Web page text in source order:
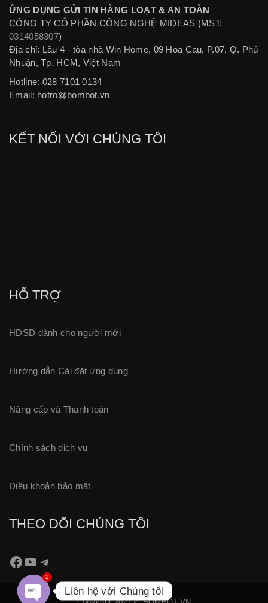
ỨNG DỤNG GỬI TIN HÀNG LOẠT & AN TOÀN
CÔNG TY CỔ PHẦN CÔNG NGHỆ MIDEAS (MST:
0314058307)
Địa chỉ: Lầu 4 - tòa nhà Win Home, 09 Hoa Cau, P.07, Q. Phú
Nhuận, Tp. HCM, Việt Nam
Hotline: 028 7101 0134
Email: hotro@bombot.vn
KẾT NỐI VỚI CHÚNG TÔI
HỖ TRỢ
HDSD dành cho người mới
Hướng dẫn Cài đặt ứng dụng
Nâng cấp và Thanhtoán
Chính sách dịch vụ
Điều khoản bảo mật
THEO DÕI CHÚNG TÔI
Liên hệ với Chúng tôi
2